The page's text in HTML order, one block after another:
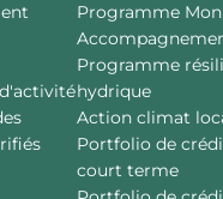
Programme
Programme
hydrique
Action climat
Portfolio de
court terme